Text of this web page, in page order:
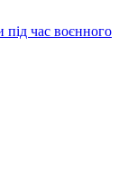
під час воєнного